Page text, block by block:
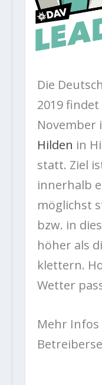
Die
2019 findet
November
Hilden in
statt. Ziel
innerhalb
möglichst
bzw. in
höher als
klettern.
Wetter
Mehr